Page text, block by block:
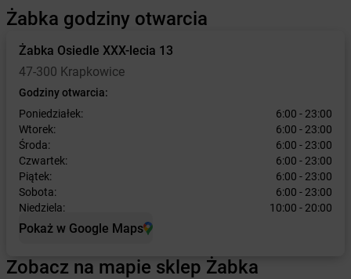
Żabka godziny otwarcia
Żabka Osiedle XXX-lecia 13
47-300 Krapkowice
Godziny otwarcia:
Poniedziałek:
6:00 - 23:00
Wtorek:
6:00 - 23:00
Środa:
6:00 - 23:00
Czwartek:
6:00 - 23:00
Piątek:
6:00 - 23:00
Sobota:
6:00 - 23:00
Niedziela:
10:00 - 20:00
Pokaż w Google Maps
Zobacz na mapie sklep Żabka